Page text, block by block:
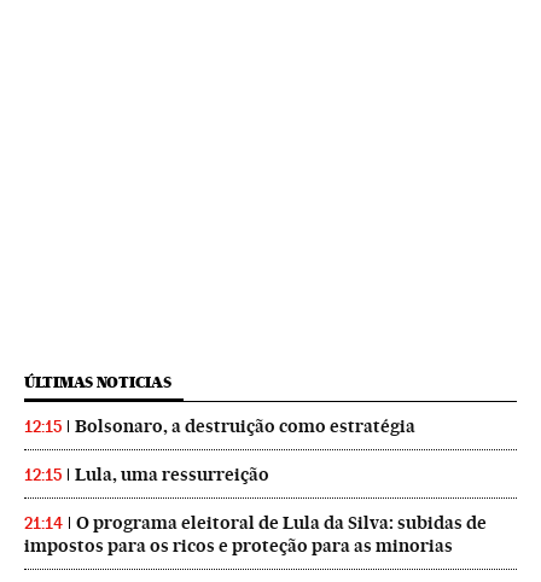
ÚLTIMAS NOTICIAS
12:15 Bolsonaro, a destruição como estratégia
12:15 Lula, uma ressurreição
21:14
O programa eleitoral de Lula da Silva: subidas de
impostos para os ricos e proteção para as minorias